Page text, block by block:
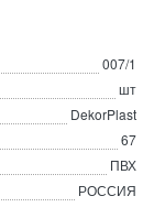
007/1
шт
DekorPlast
67
ПВХ
РОССИЯ